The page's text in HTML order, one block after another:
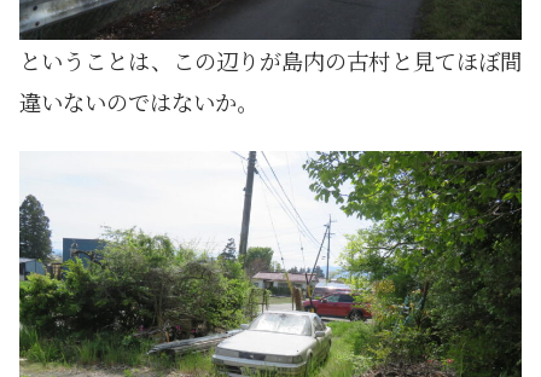
ということは、この辺りが島内の古村と見てほぼ間
違いないのではないか。